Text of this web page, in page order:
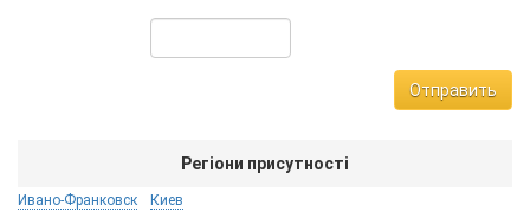
Отправить
Регіони присутності
Ивано-Франковск Киев